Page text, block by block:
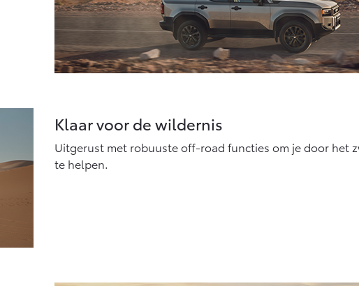
Klaar voor de wildernis
Uitgerust met robuuste off-road functies om je door het
te helpen.